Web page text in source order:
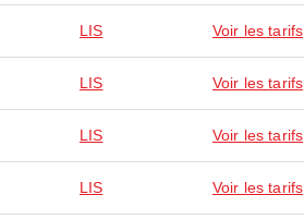
LIS Voir les tarifs
LIS Voir les tarifs
LIS Voir les tarifs
LIS Voir les tarifs